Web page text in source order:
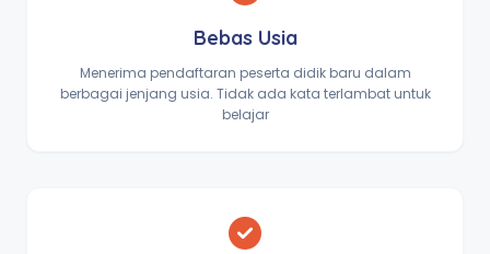
Bebas Usia
Menerima pendaftaran peserta didik baru dalam
berbagai jenjang usia. Tidak ada kata terlambat untuk
belajar